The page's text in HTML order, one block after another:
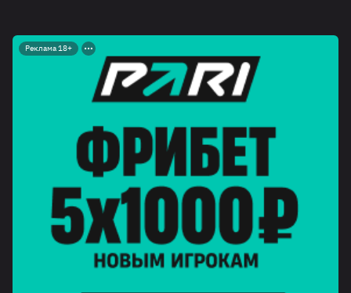
Реклама 18+